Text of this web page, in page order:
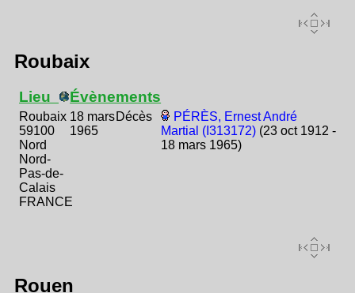
Roubaix
Lieu
Roubaix
59100
Nord
Nord-
Pas-de-
Calais
FRANCE
Évènements
18 mars
1965
Décès
PÉRÈS, Ernest André
Martial (I313172) (23 oct 1912 -
18 mars 1965)
Rouen